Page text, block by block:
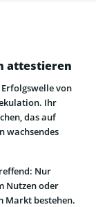
attestieren
von
Ihr
das auf
wachsendes
Nur
Nutzen oder
Markt bestehen.